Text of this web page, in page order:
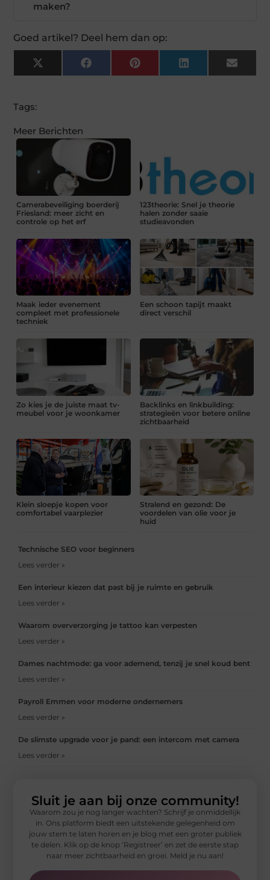
maken?
Goed artikel? Deel hem dan op:
X
(Twitter)
FacebookPinterest LinkedIn Email
Tags:
Meer Berichten
Camerabeveiliging boerderij
Friesland: meer zicht en
controle op het erf
123theorie: Snel je theorie
halen zonder saaie
studieavonden
Maak ieder evenement
compleet met professionele
techniek
Een schoon tapijt maakt
direct verschil
Zo kies je de juiste maat tv-
meubel voor je woonkamer
Backlinks en linkbuilding:
strategieën voor betere online
zichtbaarheid
Klein sloepje kopen voor
comfortabel vaarplezier
Stralend en gezond: De
voordelen van olie voor je
huid
Technische SEO voor beginners
Lees verder »
Een interieur kiezen dat past bij je ruimte en gebruik
Lees verder »
Waarom oververzorging je tattoo kan verpesten
Lees verder »
Dames nachtmode: ga voor ademend, tenzij je snel koud bent
Lees verder »
Payroll Emmen voor moderne ondernemers
Lees verder »
De slimste upgrade voor je pand: een intercom met camera
Lees verder »
Sluit je aan bij onze community!
Waarom zou je nog langer wachten? Schrijf je onmiddellijk
in. Ons platform biedt een uitstekende gelegenheid om
jouw stem te laten horen en je blog met een groter publiek
te delen. Klik op de knop ‘Registreer’ en zet de eerste stap
naar meer zichtbaarheid en groei. Meld je nu aan!